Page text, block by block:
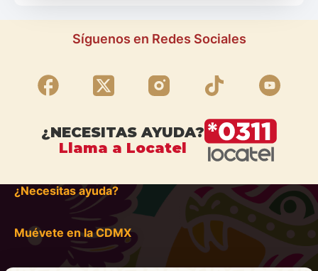
Síguenos en Redes Sociales
¿NECESITAS AYUDA?
Llama a Locatel
¿Necesitas ayuda?
Muévete en la CDMX